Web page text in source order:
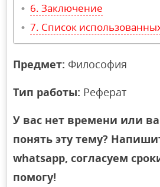
Заключение
Список
Предмет: Философия
Тип работы: Реферат
У вас нет времени или
понять эту тему?
whatsapp, согласуем
помогу!